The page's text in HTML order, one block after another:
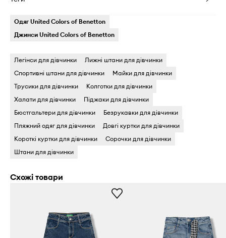
Одяг United Colors of Benetton
Джинси United Colors of Benetton
Легінси для дівчинки
Лижні штани для дівчинки
Спортивні штани для дівчинки
Майки для дівчинки
Трусики для дівчинки
Колготки для дівчинки
Халати для дівчинки
Піджаки для дівчинки
Бюстгальтери для дівчинки
Безрукавки для дівчинки
Пляжний одяг для дівчинки
Довгі куртки для дівчинки
Короткі куртки для дівчинки
Сорочки для дівчинки
Штани для дівчинки
Схожі товари